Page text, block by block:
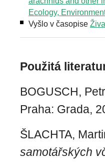
Ecology,
Vyšlo v časopise
Použitá
BOGUSCH,
Praha: Grada,
ŠLACHTA,
samotářských